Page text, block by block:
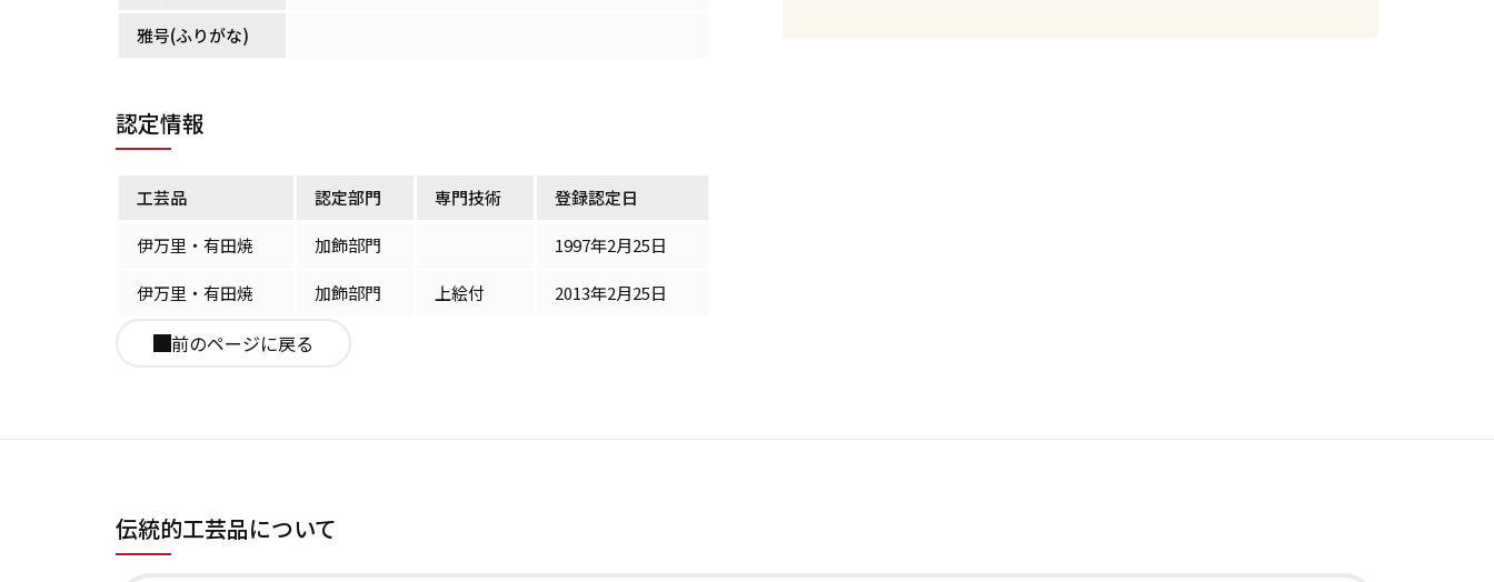
雅号(ふりがな)
認定情報
工芸品 認定部門 専門技術 登録認定日
伊万里・有田焼 加飾部門 1997年2月25日
伊万里・有田焼 加飾部門 上絵付 2013年2月25日
前のページに戻る
伝統的工芸品について